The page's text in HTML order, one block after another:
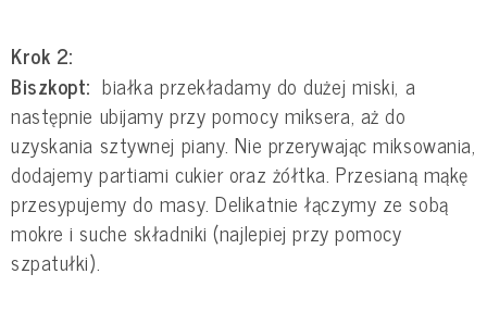
Krok 2:
Biszkopt:białka przekładamy do dużej miski, a
następnie ubijamy przy pomocy miksera, aż do
uzyskania sztywnej piany. Nie przerywając miksowania,
dodajemy partiami cukier oraz żółtka. Przesianą mąkę
przesypujemy do masy. Delikatnie łączymy ze sobą
mokre i suche składniki (najlepiej przy pomocy
szpatułki).